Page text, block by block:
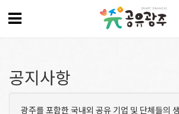
공지사항
광주를 포함한 국내외 공유 기업 및 단체들의